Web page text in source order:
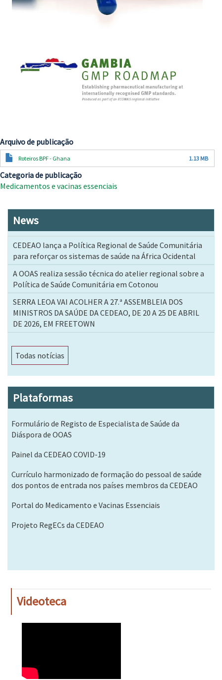
Arquivo de publicação
Documento
Roteiros BPF - Ghana 1.13 MB
Categoria de publicação
Medicamentos e vacinas essenciais
News
CEDEAO lança a Política Regional de Saúde Comunitária
para reforçar os sistemas de saúde na África Ocidental
A OOAS realiza sessão técnica do atelier regional sobre a
Política de Saúde Comunitária em Cotonou
SERRA LEOA VAI ACOLHER A 27.ª ASSEMBLEIA DOS
MINISTROS DA SAÚDE DA CEDEAO, DE 20 A 25 DE ABRIL
DE 2026, EM FREETOWN
Todas notícias
Plataformas
Formulário de Registo de Especialista de Saúde da
Diáspora de OOAS
Painel da CEDEAO COVID-19
Currículo harmonizado de formação do pessoal de saúde
dos pontos de entrada nos países membros da CEDEAO
Portal do Medicamento e Vacinas Essenciais
Projeto RegECs da CEDEAO
Videoteca